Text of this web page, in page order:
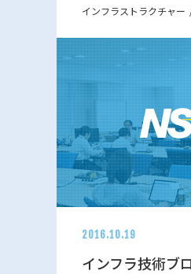
インフラストラクチャー
2016.10.19
インフラ技術ブ